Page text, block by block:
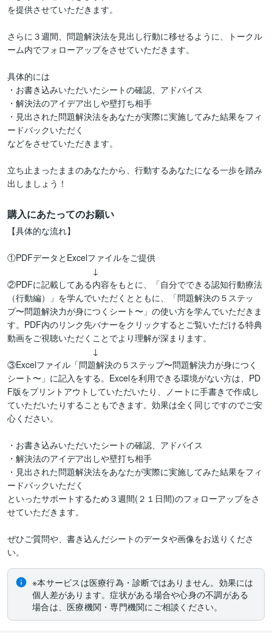
を提供させていただきます。
さらに３週間、問題解決法を見出し行動に移せるように、トークル
ーム内でフォローアップをさせていただきます。
具体的には
・お書き込みいただいたシートの確認、アドバイス
・解決法のアイデア出しや壁打ち相手
・見出された問題解決法をあなたが実際に実施してみた結果をフィ
ードバックいただく
などをさせていただきます。
立ち止まったままのあなたから、行動するあなたになる一歩を踏み
出しましょう！
購入にあたってのお願い
【具体的な流れ】
①PDFデータとExcelファイルをご提供
↓
②PDFに記載してある内容をもとに、「自分でできる認知行動療法
（行動編）」を学んでいただくとともに、「問題解決の５ステッ
プ〜問題解決力が身につくシート〜」の使い方を学んでいただきま
す。PDF内のリンク先バナーをクリックするとご覧いただける特典
動画をご視聴いただくことでより理解が深まります。
↓
③Excelファイル「問題解決の５ステップ〜問題解決力が身につく
シート〜」に記入をする。Excelを利用できる環境がない方は、PD
F版をプリントアウトしていただいたり、ノートに手書きで作成し
ていただいたりすることもできます。効果は全く同じですのでご安
心ください。
・お書き込みいただいたシートの確認、アドバイス
・解決法のアイデア出しや壁打ち相手
・見出された問題解決法をあなたが実際に実施してみた結果をフィ
ードバックいただく
といったサポートするため３週間(２１日間)のフォローアップをさ
せていただきます。
ぜひご質問や、書き込んだシートのデータや画像をお送りくださ
い。
※本サービスは医療行為・診断ではありません。効果には
個人差があります。症状がある場合や心身の不調がある
場合は、医療機関・専門機関にご相談ください。